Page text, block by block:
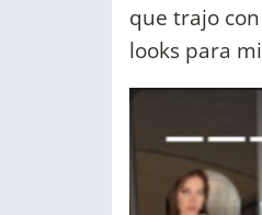
que trajo
looks para